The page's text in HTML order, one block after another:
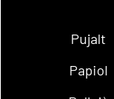
Pujalt
Papiol